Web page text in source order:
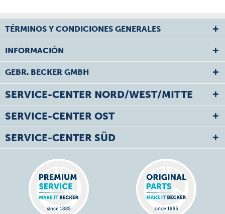
TÉRMINOS Y CONDICIONES GENERALES
INFORMACIÓN
GEBR. BECKER GMBH
SERVICE-CENTER NORD/WEST/MITTE
SERVICE-CENTER OST
SERVICE-CENTER SÜD